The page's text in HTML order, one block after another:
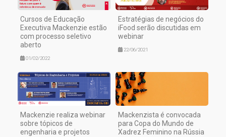
Cursos de Educação
Executiva Mackenzie estão
com processo seletivo
aberto
01/02/2022
Estratégias de negócios do
iFood serão discutidas em
webinar
22/06/2021
Mackenzie realiza webinar
sobre tópicos de
engenharia e projetos
Mackenzista é convocada
para Copa do Mundo de
Xadrez Feminino na Rússia